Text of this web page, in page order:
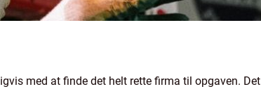
med at finde det helt rette firma til opgaven. Det